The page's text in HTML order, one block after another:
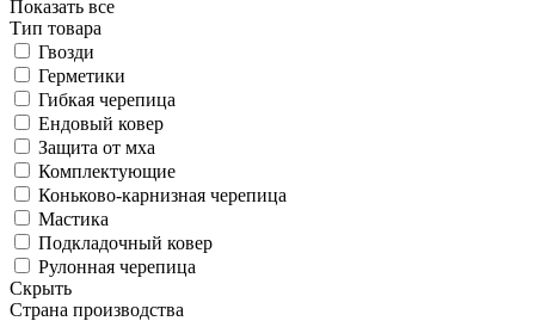
Показать все
Тип товара
Гвозди
Герметики
Гибкая черепица
Ендовый ковер
Защита от мха
Комплектующие
Коньково-карнизная черепица
Мастика
Подкладочный ковер
Рулонная черепица
Скрыть
Страна производства